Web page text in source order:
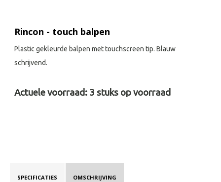
Rincon - touch balpen
Plastic gekleurde balpen met touchscreen tip. Blauw
schrijvend.
Actuele voorraad: 3 stuks op voorraad
SPECIFICATIES OMSCHRIJVING